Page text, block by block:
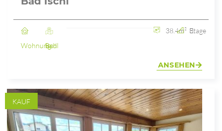
WohnungBad Ischl
38.4m² 3. Etage
ANSEHEN
KAUF